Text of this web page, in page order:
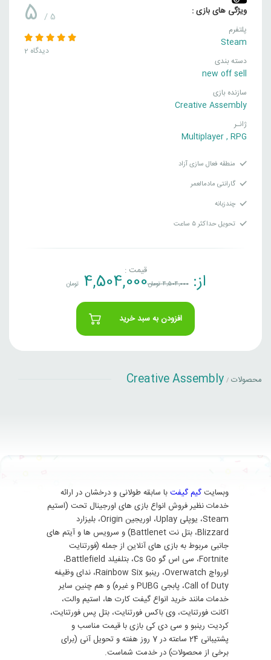
ویژگی های بازی :
پلتفرم
Steam
دسته بندی
new off sell
سازنده بازی
Creative Assembly
ژانـر
Multiplayer, RPG
5 / 5
2 دیدگاه
منطقه فعال سازی آزاد
گارانتی مادمالعمر
چندزبانه
تحویل حداکثر ۵ ساعت
قیمت : از:4,504,000تومان4,504,000 تومان
افزودن به سبد خرید
محصولات /
Creative Assembly
وبسایت گیم گیفتبا سابقه طولانی و درخشان در ارائه
خدمات نظیر فروش انواع بازی های اورجینال تحت (استیم
Steam، یوپلی Uplay، اوریجین Origin، بلیزارد
Blizzard، بتل نت Battlenet) و سرویس ها و آیتم های
جانبی مربوط به بازی های آنلاین از جمله (فورتنایت
Fortnite، سی اس گو Cs Go، بتلفیلد Battlefield،
اورواچ Overwatch، رینبو Rainbow Six، ندای وظیفه
Call of Duty، پابجی PUBG و غیره) و هم چنین سایر
خدمات مانند خرید انواع گیفت کارت ها، استیم والت،
اکانت فورتنایت، وی باکس فورتنایت، بتل پس فورتنایت،
کردیت رینبو و سی دی کی بازی با قیمت مناسب و
پشتیبانی 24 ساعته در 7 روز هفته و تحویل آنی (برای
برخی از محصولات) در خدمت شماست.